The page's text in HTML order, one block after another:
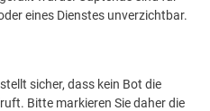
eines Dienstes unverzichtbar.
sicher, dass kein Bot die
Bitte markieren Sie daher die